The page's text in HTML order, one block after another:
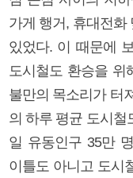
가게 행거, 휴대전화
있었다. 이 때문에
도시철도 환승을 위
불만의 목소리가 터
의 하루 평균 도시철
일 유동인구 35만
이틀도 아니고 도시